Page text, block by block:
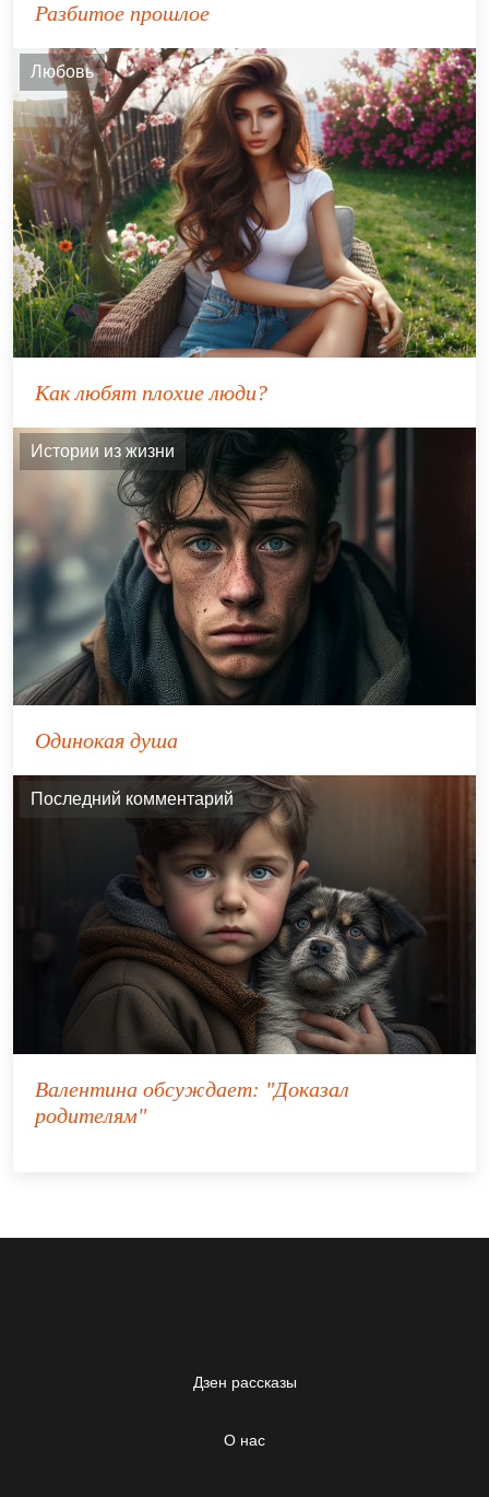
Разбитое прошлое
Любовь
Как любят плохие люди?
Истории из жизни
Одинокая душа
Последний комментарий
Валентина обсуждает: "Доказал
родителям"
Дзен рассказы
О нас